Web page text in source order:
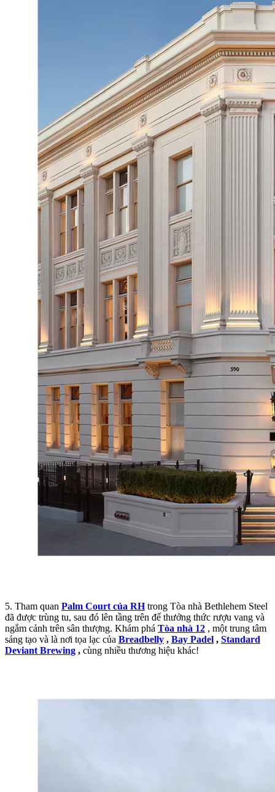
5. Tham quan Palm Court của RHtrong Tòa nhà Bethlehem Steel
đã được trùng tu, sau đó lên tầng trên để thưởng thức rượu vang và
ngắm cảnh trên sân thượng. Khám phá Tòa nhà 12 , một trung tâm
sáng tạo và là nơi tọa lạc của Breadbelly , Bay Padel , Standard
Deviant Brewing , cùng nhiều thương hiệu khác!